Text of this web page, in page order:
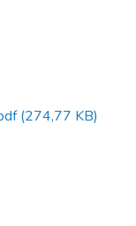
(274,77 KB)